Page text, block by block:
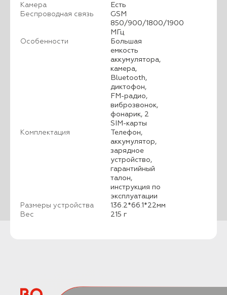
Камера
Есть
Беспроводная связь
GSM
850/900/1800/1900
МГц
Особенности
Большая
емкость
аккумулятора,
камера,
Bluetooth,
диктофон,
FM-радио,
виброзвонок,
фонарик, 2
SIM-карты
Комплектация
Телефон,
аккумулятор,
зарядное
устройство,
гарантийный
талон,
инструкция по
эксплуатации
Размеры устройства
136.2*66.1*22мм
Вес
215 г